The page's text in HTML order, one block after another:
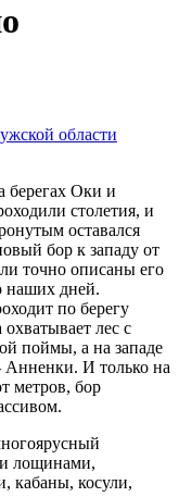
области
берегах Оки и
столетия, и
оставался
бор к западу от
точно описаны его
наших дней.
по берегу
лес с
поймы, а на западе
И только на
метров, бор
лощинами,
кабаны, косули,